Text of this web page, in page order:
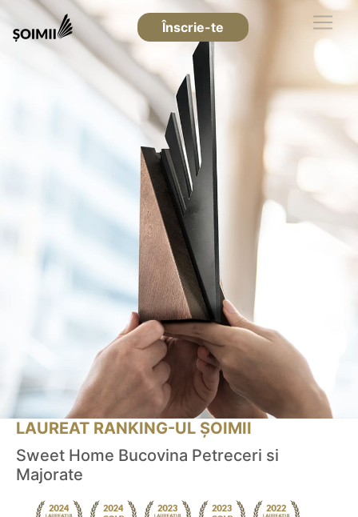
Înscrie-te
LAUREAT RANKING-UL ȘOIMII
Sweet Home Bucovina Petreceri si
Majorate